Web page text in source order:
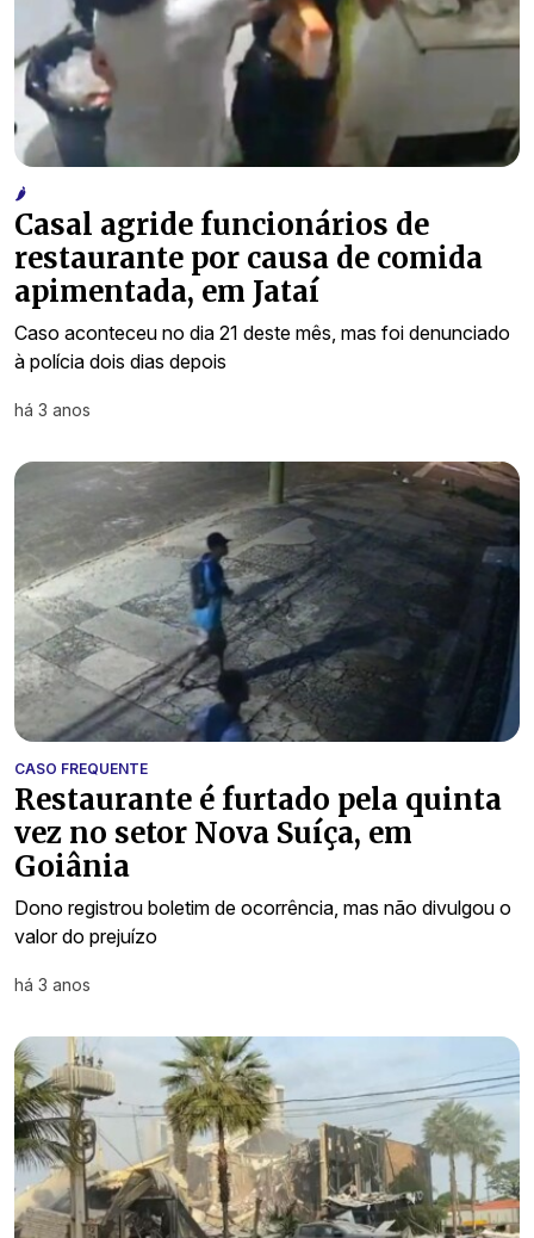
🌶️
Casal agride funcionários de
restaurante por causa de comida
apimentada, em Jataí
Caso aconteceu no dia 21 deste mês, mas foi denunciado
à polícia dois dias depois
há 3 anos
CASO FREQUENTE
Restaurante é furtado pela quinta
vez no setor Nova Suíça, em
Goiânia
Dono registrou boletim de ocorrência, mas não divulgou o
valor do prejuízo
há 3 anos